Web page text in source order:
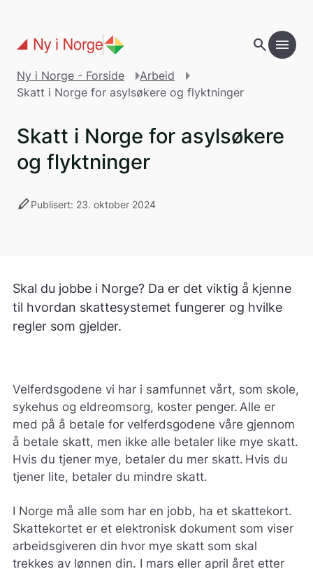
search menu
Ny i Norge - Forside
Arbeid
Skatt i Norge for asylsøkere og flyktninger
Skatt i Norge for asylsøkere
og flyktninger
stylusPublisert: 23. oktober 2024
Skal du jobbe i Norge? Da er det viktig å kjenne
til hvordan skattesystemet fungerer og hvilke
regler som gjelder.
Velferdsgodene vi har i samfunnet vårt, som skole,
sykehus og eldreomsorg, koster penger. Alle er
med på å betale for velferdsgodene våre gjennom
å betale skatt, men ikke alle betaler like mye skatt.
Hvis du tjener mye, betaler du mer skatt. Hvis du
tjener lite, betaler du mindre skatt.
I Norge må alle som har en jobb, ha et skattekort.
Skattekortet er et elektronisk dokument som viser
arbeidsgiveren din hvor mye skatt som skal
trekkes av lønnen din. I mars eller april året etter